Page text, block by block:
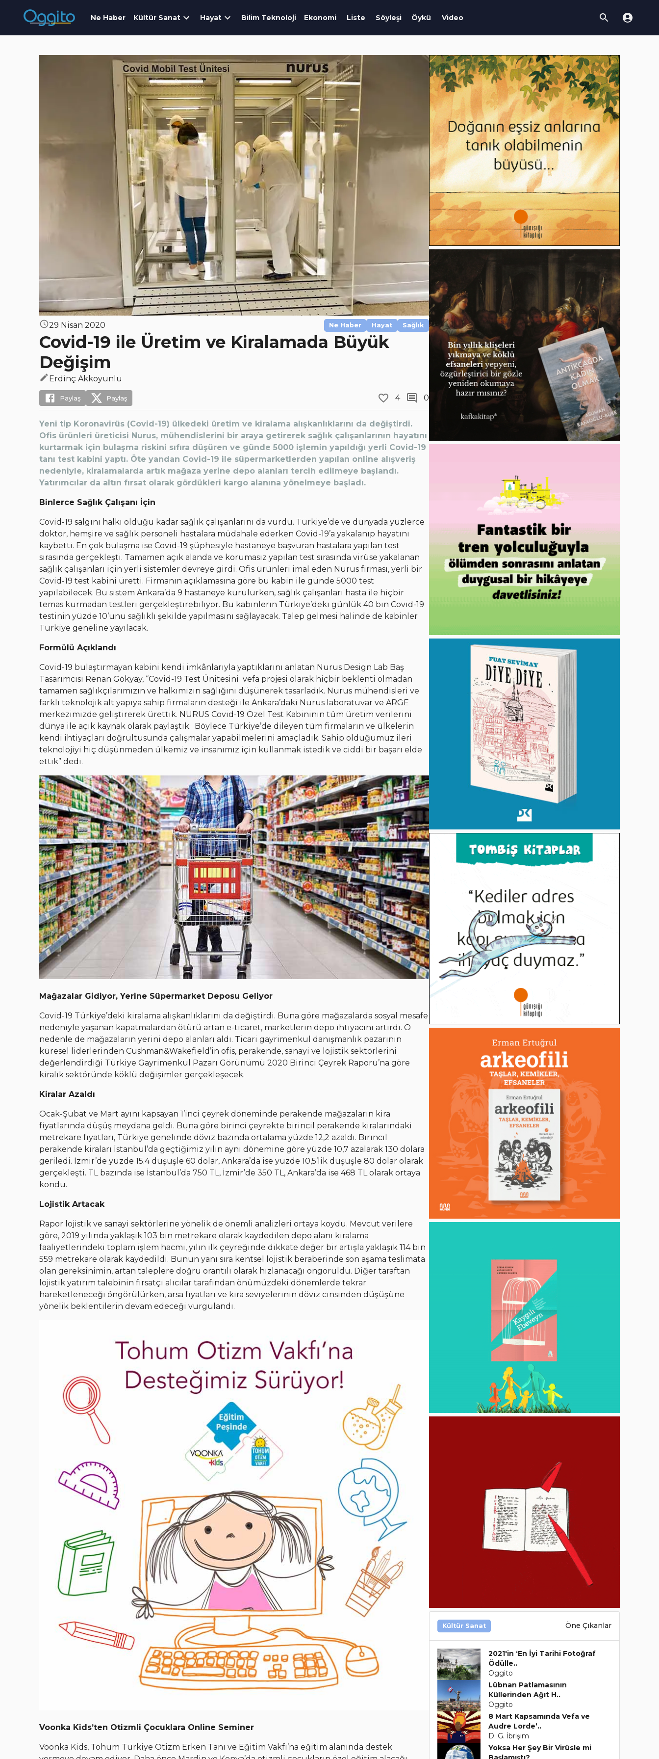
Ne Haber Kültür Sanat Hayat Bilim Teknoloji Ekonomi Liste Söyleşi Öykü Video
29 Nisan 2020 Ne Haber Hayat Sağlık
Covid-19 ile Üretim ve Kiralamada Büyük
Değişim
Erdinç Akkoyunlu
Paylaş Paylaş 4 0
Yeni tip Koronavirüs (Covid-19) ülkedeki üretim ve kiralama alışkanlıklarını da değiştirdi.
Ofis ürünleri üreticisi Nurus, mühendislerini bir araya getirerek sağlık çalışanlarının hayatını
kurtarmak için bulaşma riskini sıfıra düşüren ve günde 5000 işlemin yapıldığı yerli Covid-19
tanı test kabini yaptı. Öte yandan Covid-19 ile süpermarketlerden yapılan online alışveriş
nedeniyle, kiralamalarda artık mağaza yerine depo alanları tercih edilmeye başlandı.
Yatırımcılar da altın fırsat olarak gördükleri kargo alanına yönelmeye başladı.
Binlerce Sağlık Çalışanı İçin
Covid-19 salgını halkı olduğu kadar sağlık çalışanlarını da vurdu. Türkiye’de ve dünyada yüzlerce
doktor, hemşire ve sağlık personeli hastalara müdahale ederken Covid-19’a yakalanıp hayatını
kaybetti. En çok bulaşma ise Covid-19 şüphesiyle hastaneye başvuran hastalara yapılan test
sırasında gerçekleşti. Tamamen açık alanda ve korumasız yapılan test sırasında virüse yakalanan
sağlık çalışanları için yerli sistemler devreye girdi. Ofis ürünleri imal eden Nurus firması, yerli bir
Covid-19 test kabini üretti. Firmanın açıklamasına göre bu kabin ile günde 5000 test
yapılabilecek. Bu sistem Ankara’da 9 hastaneye kurulurken, sağlık çalışanları hasta ile hiçbir
temas kurmadan testleri gerçekleştirebiliyor. Bu kabinlerin Türkiye’deki günlük 40 bin Covid-19
testinin yüzde 10’unu sağlıklı şekilde yapılmasını sağlayacak. Talep gelmesi halinde de kabinler
Türkiye geneline yayılacak.
Formülü Açıklandı
Covid-19 bulaştırmayan kabini kendi imkânlarıyla yaptıklarını anlatan Nurus Design Lab Baş
Tasarımcısı Renan Gökyay, “Covid-19 Test Ünitesini vefa projesi olarak hiçbir beklenti olmadan
tamamen sağlıkçılarımızın ve halkımızın sağlığını düşünerek tasarladık. Nurus mühendisleri ve
farklı teknolojik alt yapıya sahip firmaların desteği ile Ankara’daki Nurus laboratuvar ve ARGE
merkezimizde geliştirerek ürettik. NURUS Covid-19 Özel Test Kabininin tüm üretim verilerini
dünya ile açık kaynak olarak paylaştık. Böylece Türkiye’de dileyen tüm firmaların ve ülkelerin
kendi ihtiyaçları doğrultusunda çalışmalar yapabilmelerini amaçladık. Sahip olduğumuz ileri
teknolojiyi hiç düşünmeden ülkemiz ve insanımız için kullanmak istedik ve ciddi bir başarı elde
ettik” dedi.
Mağazalar Gidiyor, Yerine Süpermarket Deposu Geliyor
Covid-19 Türkiye’deki kiralama alışkanlıklarını da değiştirdi. Buna göre mağazalarda sosyal mesafe
nedeniyle yaşanan kapatmalardan ötürü artan e-ticaret, marketlerin depo ihtiyacını artırdı. O
nedenle de mağazaların yerini depo alanları aldı. Ticari gayrimenkul danışmanlık pazarının
küresel liderlerinden Cushman&Wakefield’in ofis, perakende, sanayi ve lojistik sektörlerini
değerlendirdiği Türkiye Gayrimenkul Pazarı Görünümü 2020 Birinci Çeyrek Raporu’na göre
kiralık sektöründe köklü değişimler gerçekleşecek.
Kiralar Azaldı
Ocak-Şubat ve Mart ayını kapsayan 1’inci çeyrek döneminde perakende mağazaların kira
fiyatlarında düşüş meydana geldi. Buna göre birinci çeyrekte birincil perakende kiralarındaki
metrekare fiyatları, Türkiye genelinde döviz bazında ortalama yüzde 12,2 azaldı. Birincil
perakende kiraları İstanbul’da geçtiğimiz yılın aynı dönemine göre yüzde 10,7 azalarak 130 dolara
geriledi. İzmir’de yüzde 15.4 düşüşle 60 dolar, Ankara’da ise yüzde 10,5’lik düşüşle 80 dolar olarak
gerçekleşti. TL bazında ise İstanbul’da 750 TL, İzmir’de 350 TL, Ankara’da ise 468 TL olarak ortaya
kondu.
Lojistik Artacak
Rapor lojistik ve sanayi sektörlerine yönelik de önemli analizleri ortaya koydu. Mevcut verilere
göre, 2019 yılında yaklaşık 103 bin metrekare olarak kaydedilen depo alanı kiralama
faaliyetlerindeki toplam işlem hacmi, yılın ilk çeyreğinde dikkate değer bir artışla yaklaşık 114 bin
559 metrekare olarak kaydedildi. Bunun yanı sıra kentsel lojistik beraberinde son aşama teslimata
olan gereksinimin, artan taleplere doğru orantılı olarak hızlanacağı öngörüldü. Diğer taraftan
lojistik yatırım talebinin fırsatçı alıcılar tarafından önümüzdeki dönemlerde tekrar
hareketleneceği öngörülürken, arsa fiyatları ve kira seviyelerinin döviz cinsinden düşüşüne
yönelik beklentilerin devam edeceği vurgulandı.
Voonka Kids’ten Otizmli Çocuklara Online Seminer
Voonka Kids, Tohum Türkiye Otizm Erken Tanı ve Eğitim Vakfı’na eğitim alanında destek
Kültür Sanat Öne Çıkanlar
2021'in ‘En İyi Tarihi Fotoğraf
Ödülle..
Oggito
Lübnan Patlamasının
Küllerinden Ağıt H..
Oggito
8 Mart Kapsamında Vefa ve
Audre Lorde’..
D. G. İbrişim
Yoksa Her Şey Bir Virüsle mi